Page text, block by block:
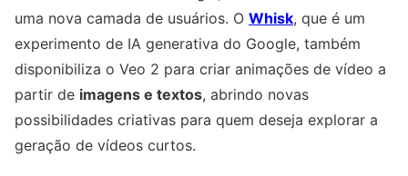
uma nova camada de usuários. O Whisk, que é um
experimento de IA generativa do Google, também
disponibiliza o Veo 2 para criar animações de vídeo a
partir de imagens e textos, abrindo novas
possibilidades criativas para quem deseja explorar a
geração de vídeos curtos.